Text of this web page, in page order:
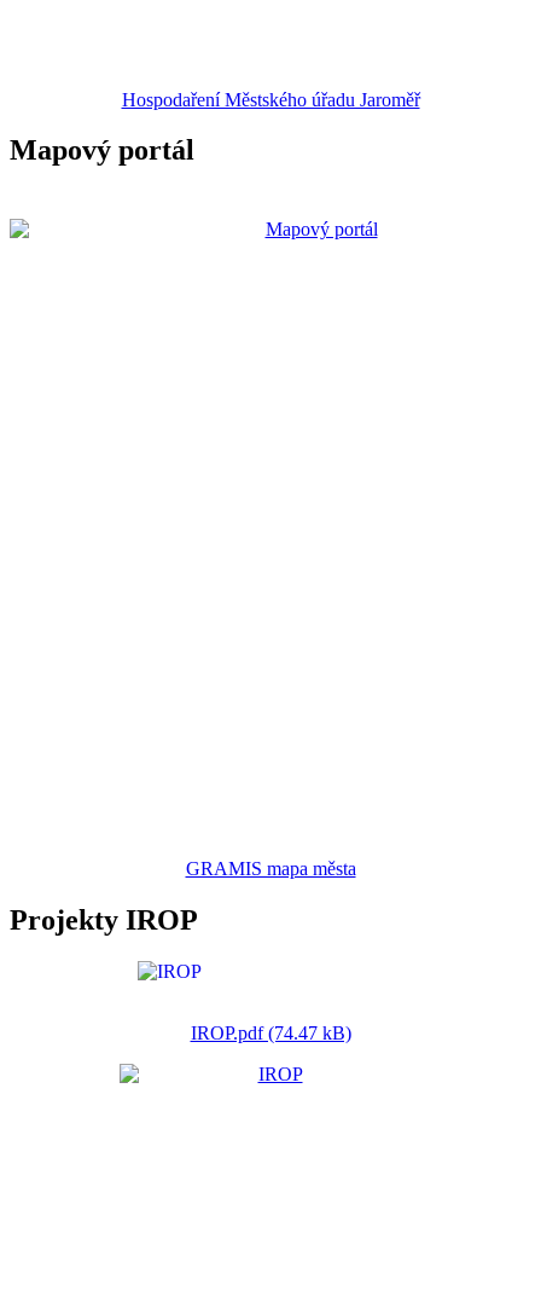
Hospodaření Městského úřadu Jaroměř
Mapový portál
GRAMIS mapa města
Projekty IROP
IROP.pdf (74.47 kB)